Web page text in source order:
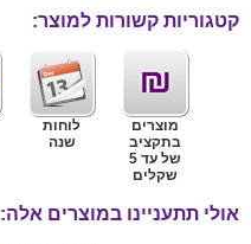
קטגוריות קשורות למוצר:
מוצרים
בתקציב
של עד 5
שקלים
לוחות
שנה
אולי תתעניינו במוצרים אלה: